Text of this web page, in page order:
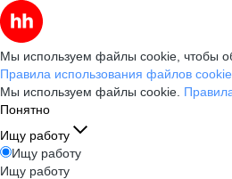
Мы используем файлы cookie, чтобы
Правила использования файлов cookie
Мы используем файлы cookie.
Понятно
Ищу работу
Ищу работу
Ищу работу